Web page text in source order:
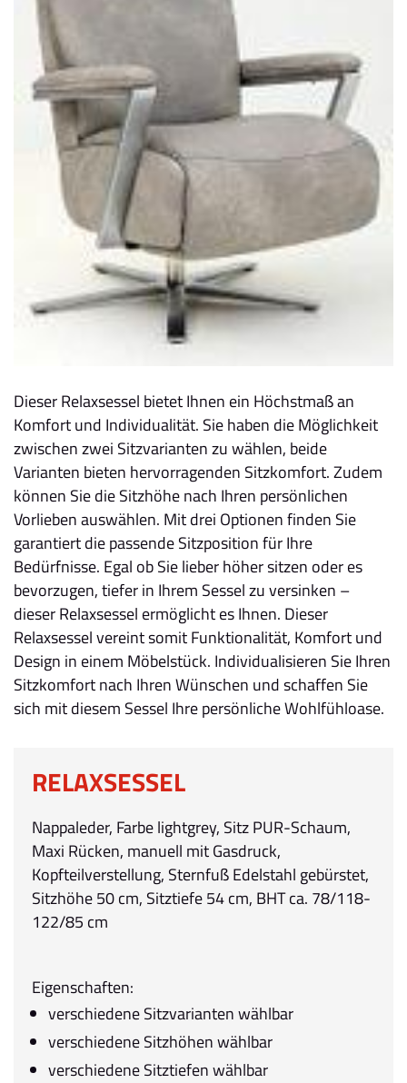
Dieser Relaxsessel bietet Ihnen ein Höchstmaß an
Komfort und Individualität. Sie haben die Möglichkeit
zwischen zwei Sitzvarianten zu wählen, beide
Varianten bieten hervorragenden Sitzkomfort. Zudem
können Sie die Sitzhöhe nach Ihren persönlichen
Vorlieben auswählen. Mit drei Optionen finden Sie
garantiert die passende Sitzposition für Ihre
Bedürfnisse. Egal ob Sie lieber höher sitzen oder es
bevorzugen, tiefer in Ihrem Sessel zu versinken –
dieser Relaxsessel ermöglicht es Ihnen. Dieser
Relaxsessel vereint somit Funktionalität, Komfort und
Design in einem Möbelstück. Individualisieren Sie Ihren
Sitzkomfort nach Ihren Wünschen und schaffen Sie
sich mit diesem Sessel Ihre persönliche Wohlfühloase.
RELAXSESSEL
Nappaleder, Farbe lightgrey, Sitz PUR-Schaum,
Maxi Rücken, manuell mit Gasdruck,
Kopfteilverstellung, Sternfuß Edelstahl gebürstet,
Sitzhöhe 50 cm, Sitztiefe 54 cm, BHT ca. 78/118-
122/85 cm
Eigenschaften:
verschiedene Sitzvarianten wählbar
verschiedene Sitzhöhen wählbar
verschiedene Sitztiefen wählbar